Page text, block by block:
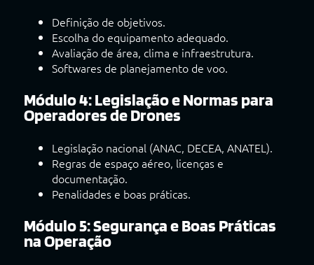
Definição de objetivos.
Escolha do equipamento adequado.
Avaliação de área, clima e infraestrutura.
Softwares de planejamento de voo.
Módulo 4: Legislação e Normas para
Operadores de Drones
Legislação nacional (ANAC, DECEA, ANATEL).
Regras de espaço aéreo, licenças e
documentação.
Penalidades e boas práticas.
Módulo 5: Segurança e Boas Práticas
na Operação